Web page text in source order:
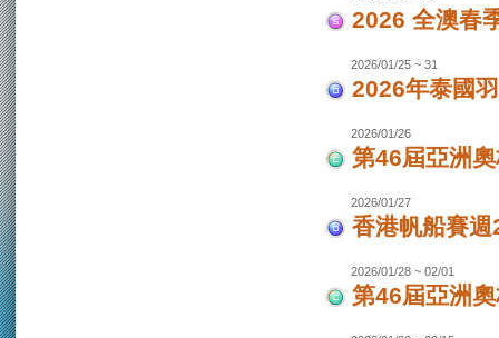
2026 全澳春
2026/01/25 ~ 31
2026年泰國
2026/01/26
第46屆亞洲
2026/01/27
香港帆船賽
2026/01/28 ~ 02/01
第46屆亞洲